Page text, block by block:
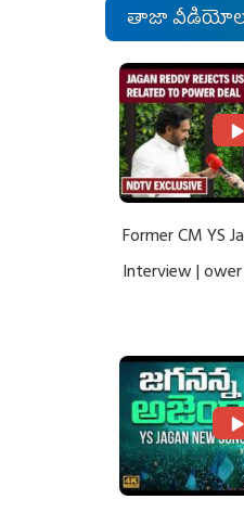
తాజా
Former CM YS
Interview |